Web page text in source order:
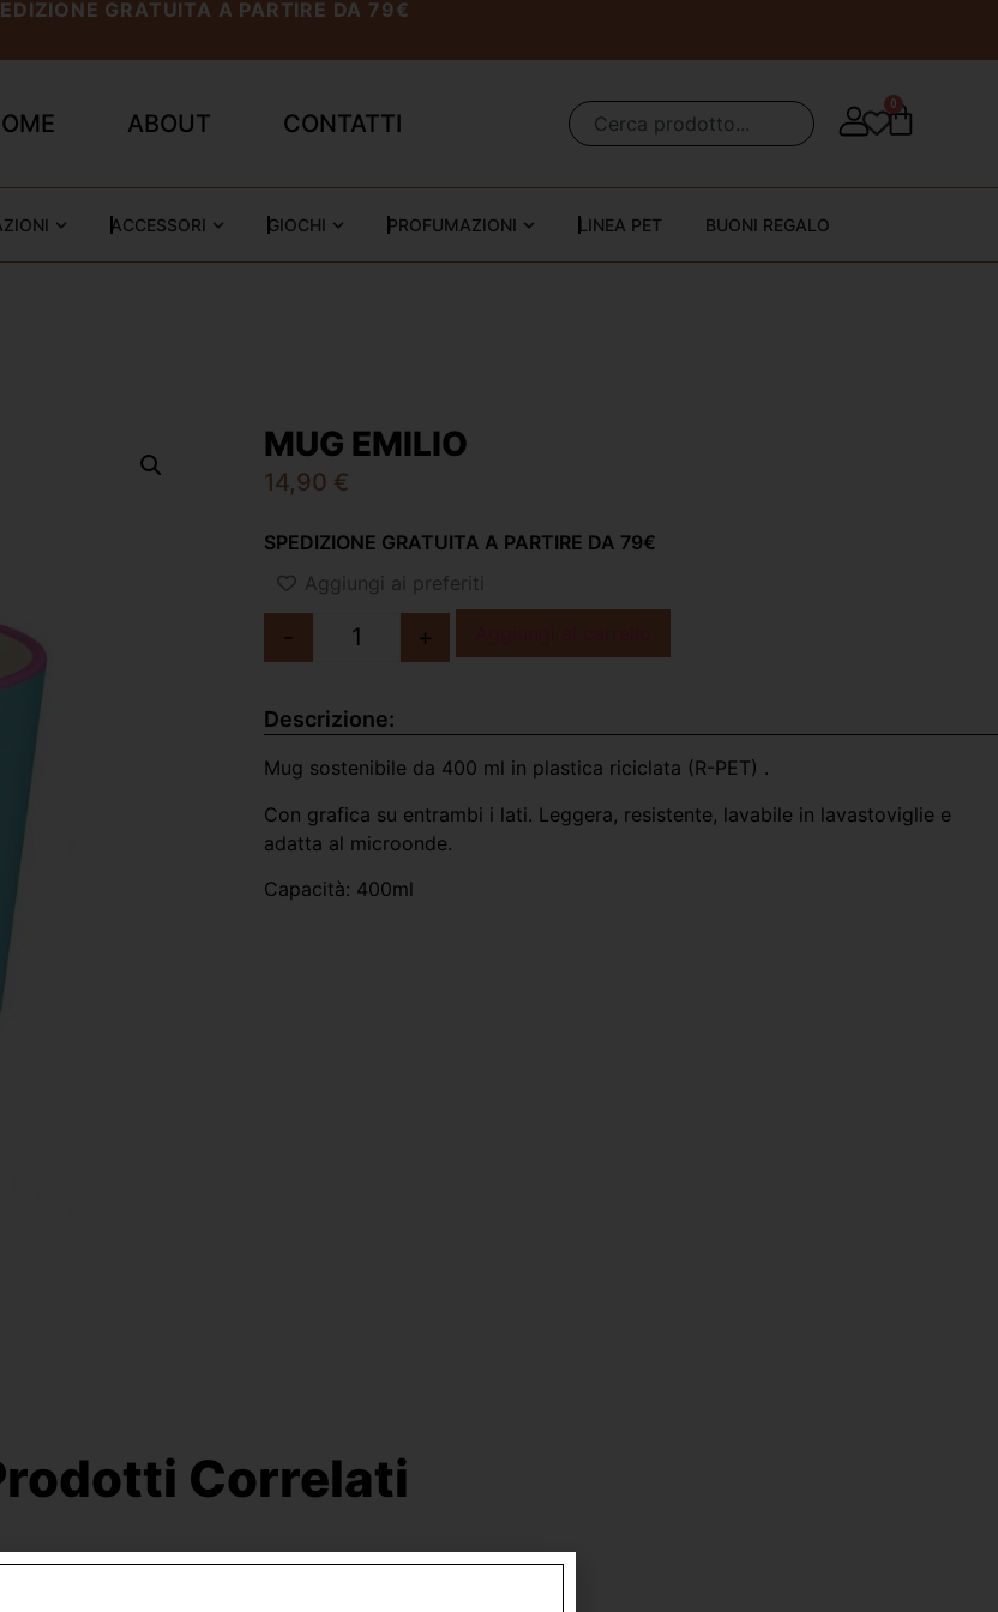
GRATUITA A PARTIRE DA 79€
ABOUT CONTATTI
0
ACCESSORI GIOCHI PROFUMAZIONI LINEA PET BUONI REGALO
MUG EMILIO
14,90 €
SPEDIZIONE GRATUITA A PARTIRE DA 79€
Aggiungi ai preferiti
- +
Descrizione:
Mug sostenibile da 400 ml in plastica riciclata (R-PET) .
Con grafica su entrambi i lati. Leggera, resistente, lavabile in lavastoviglie e
adatta al microonde.
Capacità: 400ml
Correlati